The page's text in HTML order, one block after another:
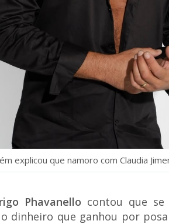
explicou que namoro com Claudia
Phavanello contou que
dinheiro que ganhou por